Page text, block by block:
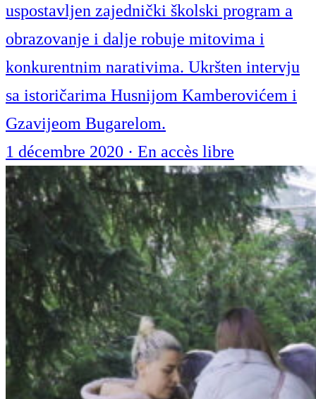
uspostavljen zajednički školski program a
obrazovanje i dalje robuje mitovima i
konkurentnim narativima. Ukršten intervju
sa istoričarima Husnijom Kamberovićem i
Gzavijeom Bugarelom.
1 décembre 2020 · En accès libre